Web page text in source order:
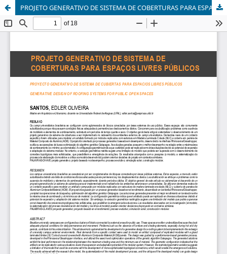
PROJETO GENERATIVO DE SISTEMA DE COBERTURAS PARA ESPAÇOS LIVRES PÚBLICOS